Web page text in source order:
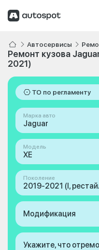
Автосервисы
Ремонт кузова
2021)
ТО по регламенту
Марка авто
Jaguar
Модель
XE
Поколение
2019-2021 (I,
Модификация
Укажите, что